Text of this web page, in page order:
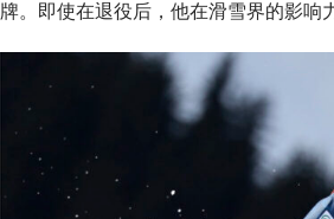
牌。即使在退役后，他在滑雪界的影响